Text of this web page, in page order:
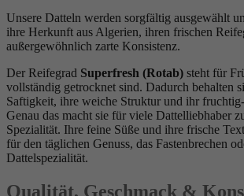
Unsere Datteln werden sorgfältig ausgewählt
ihre Herkunft aus Algerien, ihren frischen
außergewöhnlich zarte Konsistenz.
Der Reifegrad Superfresh (Rotab) steht für
vollständig getrocknet sind. Dadurch behalten
Saftigkeit, ihre weiche Struktur und ihr
Genau das macht sie für viele Dattelliebhaber
Spezialität. Ihre feine Süße und ihre frische
für den täglichen Genuss, das Fastenbrechen
Dattelspezialität.
Qualität, Geschmack &